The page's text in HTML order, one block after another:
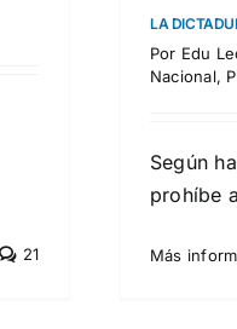
21
LA
Por Edu
Nacional,
Según
prohíbe
Más